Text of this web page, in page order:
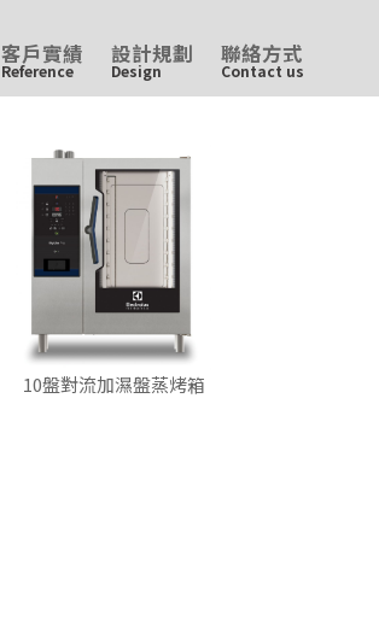
客戶實績
Reference
設計規劃
Design
聯絡方式
Contact us
10盤對流加濕盤蒸烤箱